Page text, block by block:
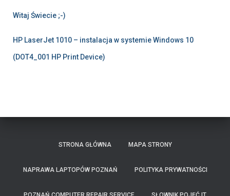
Witaj Świecie ;-)
HP LaserJet 1010 – instalacja w systemie Windows 10
(DOT4_001 HP Print Device)
STRONA GŁÓWNA MAPA STRONY
NAPRAWA LAPTOPÓW POZNAŃ POLITYKA PRYWATNOŚCI